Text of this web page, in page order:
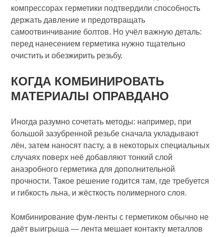
компрессорах герметики подтвердили способность
держать давление и предотвращать
самоотвинчивание болтов. Но учёл важную деталь:
перед нанесением герметика нужно тщательно
очистить и обезжирить резьбу.
КОГДА КОМБИНИРОВАТЬ
МАТЕРИАЛЫ ОПРАВДАНО
Иногда разумно сочетать методы: например, при
большой зазубренной резьбе сначала укладывают
лён, затем наносят пасту, а в некоторых специальных
случаях поверх неё добавляют тонкий слой
анаэробного герметика для дополнительной
прочности. Такое решение годится там, где требуется
и гибкость льна, и жёсткость полимерного слоя.
Комбинирование фум‑ленты с герметиком обычно не
даёт выигрыша — лента мешает контакту металлов